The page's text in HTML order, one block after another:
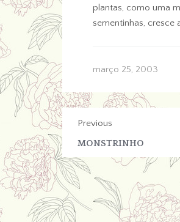
plantas, como uma
sementinhas, cresce
março 25, 2003
Previous
MONSTRINHO